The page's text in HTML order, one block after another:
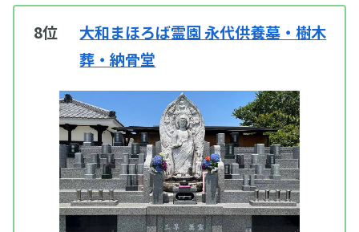
8位
大和まほろば霊園 永代供養墓・樹木
葬・納骨堂